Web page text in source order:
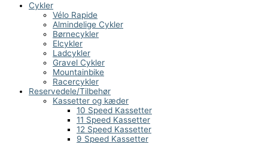
Cykler
Vélo Rapide
Almindelige Cykler
Børnecykler
Elcykler
Ladcykler
Gravel Cykler
Mountainbike
Racercykler
Reservedele/Tilbehør
Kassetter og kæder
10 Speed Kassetter
11 Speed Kassetter
12 Speed Kassetter
9 Speed Kassetter